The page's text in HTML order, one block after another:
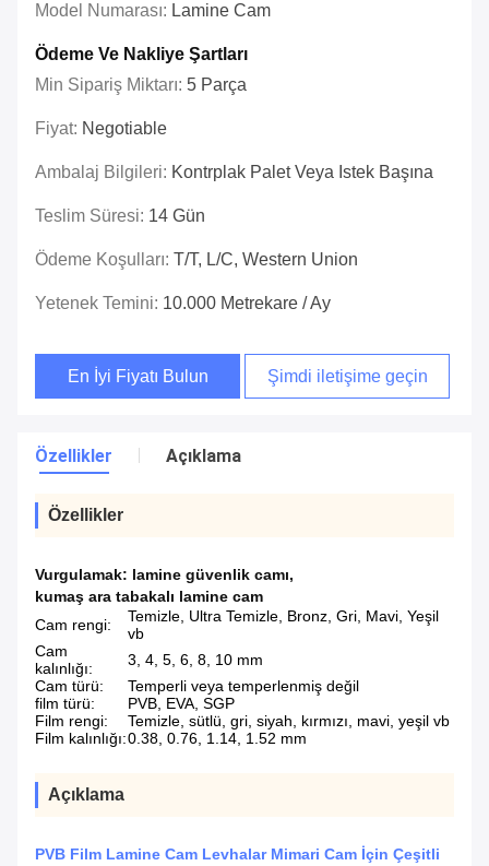
Model Numarası: Lamine Cam
Ödeme Ve Nakliye Şartları
Min Sipariş Miktarı: 5 Parça
Fiyat: Negotiable
Ambalaj Bilgileri: Kontrplak Palet Veya Istek Başına
Teslim Süresi: 14 Gün
Ödeme Koşulları: T/T, L/c, Western Union
Yetenek Temini: 10.000 Metrekare / Ay
En İyi Fiyatı Bulun Şimdi iletişime geçin
Özellikler Açıklama
Özellikler
Vurgulamak: lamine güvenlik camı,
kumaş ara tabakalı lamine cam
Cam rengi:
Temizle, Ultra Temizle, Bronz, Gri, Mavi, Yeşil
vb
Cam
kalınlığı:
3, 4, 5, 6, 8, 10 mm
Cam türü:
Temperli veya temperlenmiş değil
film türü:
PVB, EVA, SGP
Film rengi:
Temizle, sütlü, gri, siyah, kırmızı, mavi, yeşil vb
Film kalınlığı:0.38, 0.76, 1.14, 1.52 mm
Açıklama
PVB Film Lamine Cam Levhalar Mimari Cam İçin Çeşitli